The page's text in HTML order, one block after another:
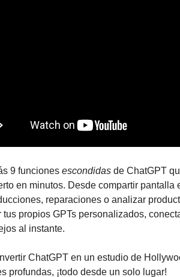
9 funciones escondidas de ChatGPT
en minutos. Desde compartir pantalla
reparaciones o analizar
tus propios GPTs personalizados,
al instante.
ChatGPT en un estudio de
profundas, ¡todo desde un solo lugar!